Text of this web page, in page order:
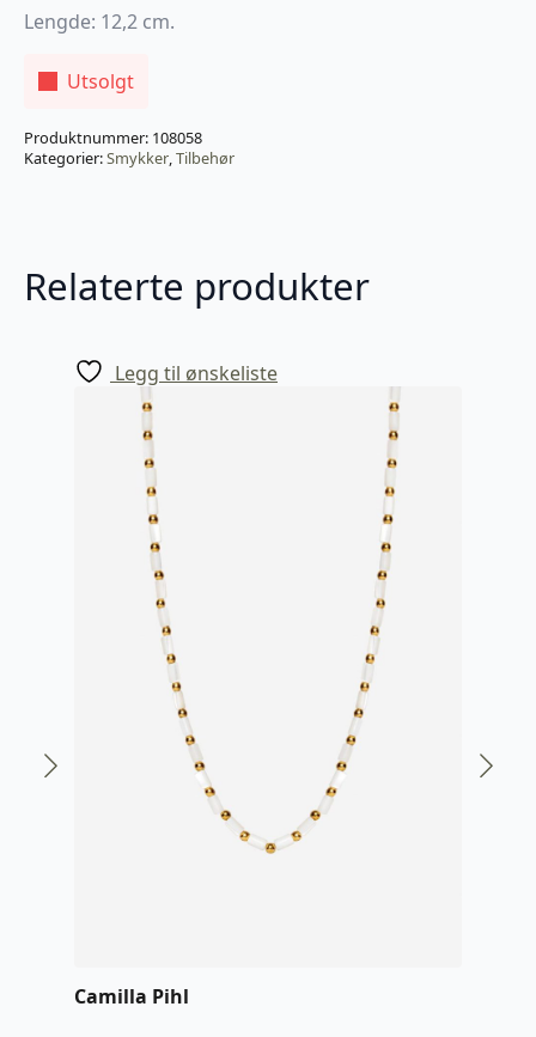
Lengde: 12,2 cm.
Utsolgt
Produktnummer: 108058
Kategorier:Smykker,Tilbehør
Relaterte produkter
Legg til ønskeliste
Camilla Pihl